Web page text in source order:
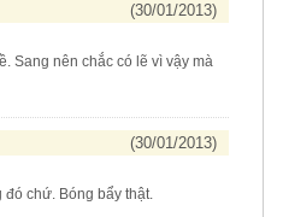
(30/01/2013)
Sang nên chắc có lẽ vì vậy mà
(30/01/2013)
chứ. Bóng bẩy thật.